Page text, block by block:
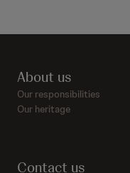
About us
Our responsibilities
Our heritage
Contact us